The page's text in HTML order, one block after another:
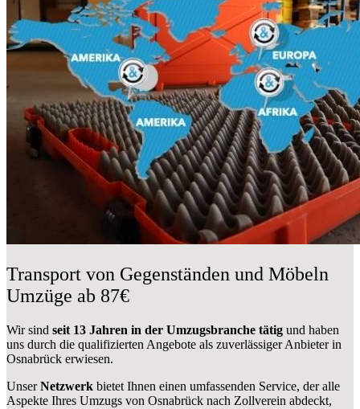
Transport von Gegenständen und Möbeln
Umzüge ab 87€
Wir sind seit 13 Jahren in der Umzugsbranche tätig und haben
uns durch die qualifizierten Angebote als zuverlässiger Anbieter in
Osnabrück erwiesen.
UnserNetzwerk bietet Ihnen einen umfassenden Service, der alle
Aspekte Ihres Umzugs von Osnabrück nach Zollverein abdeckt,